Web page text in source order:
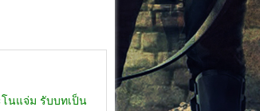
ก็ถูกฆ่าตาย โดยจับมือใครดมไม่ได้ ส่วนบุญเรือนเกิดสติฟั่นเฟือน พิไล จันทร์แรมและพรรณรายกล่าวหาว่าอัมราส่งคนไปทำร้ายทั้งจั่นและบุญเรือนจนมีอันเป็นไป หุ่นอาละวาดเอากับจันทร์แรมและพรรณราย แต่ทุกคนกลับกล่าวหาว่าอัมราจ้างคนมาแกล้งข่มขู่ สันติพยายามบอกทุกคนว่าอัมราบริสุทธิ์ เขาพยายามหาหลักฐานเพื่อช่วยเหลืออัมราทุกครั้งด้วยความรัก และสงสาร สันติยังเชื่อว่าหุ่นอาจมีส่วนเกี่ยวข้อง จึงบอกทุกคนให้สังเกตแล้วทุกคนในบ้านก็เริ่มระแคะระคายว่าตัวการที่วิ่งไล่ฆ่าและทำร้ายใครต่อใครนั้นคือ "หุ่น" ในห้องหุ่น แต่ไม่มีใครยอมรับความจริง กลับพุ่งข้อกล่าวหาไปที่อัมราแต่เพียงผู้เดียว โดยเฉพาะเมื่อพงษ์ลูกชายของคุณนายผอบมาตายในบ้านอัมราด้วยฝีมือของหุ่น อัมราก็ถูกกล่าวหาว่าเป็นฆาตกรตามเคย โดยทุกคนให้เหตุผลว่าอัมราหลังจากใช้พงษ์ไปฆ่าใครต่อใครแล้ว อัมราก็ฆ่าพงษ์ปิดปาก แต่ตำรวจไม่เชื่อเพราะไม่มีหลักฐาน อัมราและอ๊อดเศร้าหมองอย่างหนัก หุ่นพยายามปลอบอัมราและหนุนให้อัมราฮึดสู้ เพราะถ้ายิ่งยอมแพ้ ก็จะยิ่งโดนข่มเหงหนัก แต่อัมราแย้งหุ่นว่า เดชผู้เป็นบิดาเคยสอนว่าให้ใช้ความดีเอาชนะความชั่ว หุ่นเตือนว่ากับคนบางคนเอาความดีถมเข้าไปเท่าไหร่ก็ไม่มีทางเอาชนะได้ ต้องใช้วิธีแรงมาก็แรงตอบ แต่อัมราไม่ยอมทำตามที่หุ่นบอก หุ่นเลยต้องลงมือเอง คราวนี้บุญเรือนที่เคยแค้นอัมราอย่างหนักกลับมากลัวอัมรา ไม่กล้าแตะต้องอัมราเพราะหุ่นมาเล่นงานเอาจนคุณนายเอาตัวแทบไม่รอด แต่เหตุการณ์กลับกายเป็นว่าทุกคนพูดกันให้แซดว่าอัมราเป็นพวกนังผีร้าย มีเวทย์มนต์คาถาทำให้คุณนายผู้พิพากษาถึงกับฟั่นเฟือน พิไล จันทร์แรม พรรณรายวางแผนที่จะไม่ให้อัมราไปสอบ โดยการให้พรรณรายไปซ่อนตัว แล้วสั่งให้อัมราออกตามหา ด้วยความเป็นห่วงพี่สาว อัมราออกตามจนเกือบไม่ได้เข้าสอบ แต่หุ่นก็มาช่วยไว้อีก อัมราไ